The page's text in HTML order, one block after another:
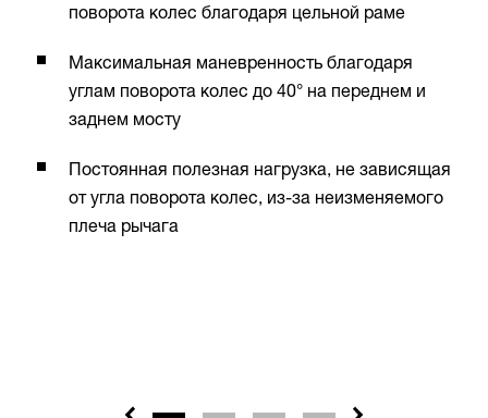
поворота колес благодаря цельной раме
Максимальная маневренность благодаря
углам поворота колес до 40° на переднем и
заднем мосту
Постоянная полезная нагрузка, не зависящая
от угла поворота колес, из-за неизменяемого
плеча рычага